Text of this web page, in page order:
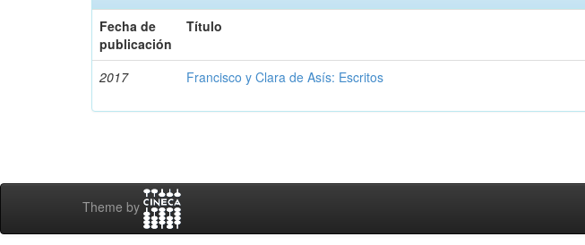
Fecha de
publicación
Título
2017 Francisco y Clara de Asís: Escritos
Theme by